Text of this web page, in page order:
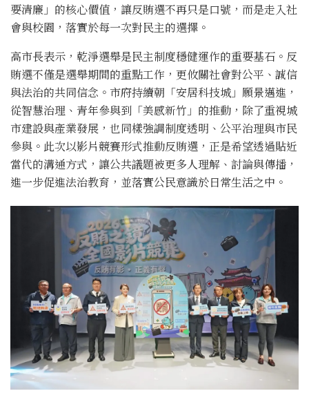
要清廉」的核心價值，讓反賄選不再只是口號，而是走入社
會與校園，落實於每一次對民主的選擇。
高市長表示，乾淨選舉是民主制度穩健運作的重要基石。反
賄選不僅是選舉期間的重點工作，更攸關社會對公平、誠信
與法治的共同信念。市府持續朝「安居科技城」願景邁進，
從智慧治理、青年參與到「美感新竹」的推動，除了重視城
市建設與產業發展，也同樣強調制度透明、公平治理與市民
參與。此次以影片競賽形式推動反賄選，正是希望透過貼近
當代的溝通方式，讓公共議題被更多人理解、討論與傳播，
進一步促進法治教育，並落實公民意識於日常生活之中。